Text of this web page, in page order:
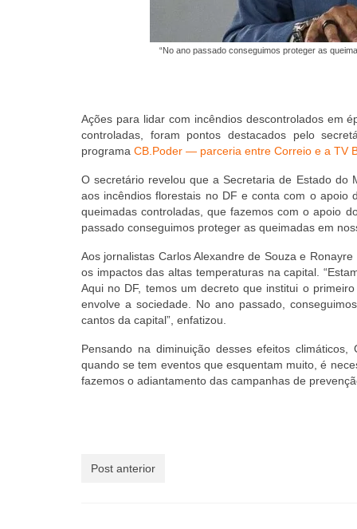
“No ano passado conseguimos proteger as
Ações para lidar com incêndios descontrolados em
controladas, foram pontos destacados pelo
programa CB.Poder — parceria entre Correio e a TV
O secretário revelou que a Secretaria de Estado do
aos incêndios florestais no DF e conta com o apoio
queimadas controladas, que fazemos com o apoio
passado conseguimos proteger as queimadas em
Aos jornalistas Carlos Alexandre de Souza e
os impactos das altas temperaturas na capital.
Aqui no DF, temos um decreto que institui o
envolve a sociedade. No ano passado,
cantos da capital”, enfatizou.
Pensando na diminuição desses efeitos
quando se tem eventos que esquentam muito, é
fazemos o adiantamento das campanhas de
Post anterior